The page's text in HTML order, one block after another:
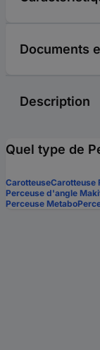
Documents
Description
Quel type de
CarotteuseCarotteuse
Perceuse d'angle
Perceuse Metabo